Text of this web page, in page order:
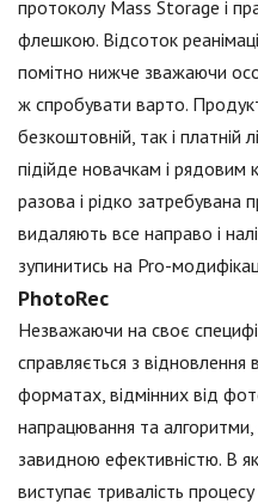
протоколу Mass Storage і
флешкою. Відсоток
помітно нижче зважаючи
ж спробувати варто.
безкоштовній, так і платній
підійде новачкам і рядовим
разова і рідко затребувана
видаляють все направо і
зупинитись на Pro-
PhotoRec
Незважаючи на своє
справляється з відновлення
форматах, відмінних від
напрацювання та
завидною ефективністю. В
виступає тривалість